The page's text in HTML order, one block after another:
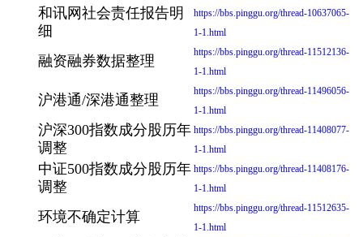
和讯网社会责任报告明
细
https://bbs.pinggu.org/thread-10637065-
1-1.html
融资融券数据整理
https://bbs.pinggu.org/thread-11512136-
1-1.html
沪港通/深港通整理
https://bbs.pinggu.org/thread-11496056-
1-1.html
沪深300指数成分股历年
调整
https://bbs.pinggu.org/thread-11408077-
1-1.html
中证500指数成分股历年
调整
https://bbs.pinggu.org/thread-11408176-
1-1.html
环境不确定计算
https://bbs.pinggu.org/thread-11512635-
1-1.html